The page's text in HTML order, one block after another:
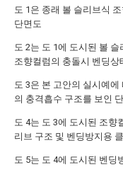
도 1은 종래 볼 슬리브식
단면도
도 2는 도 1에 도시된 볼
조향컬럼의 충돌시 벤딩상
도 3은 본 고안의 실시예
의 충격흡수 구조를 보인
도 4는 도 3에 도시된 조향
리브 구조 및 벤딩방지용
도 5는 도 4에 도시된 벤딩